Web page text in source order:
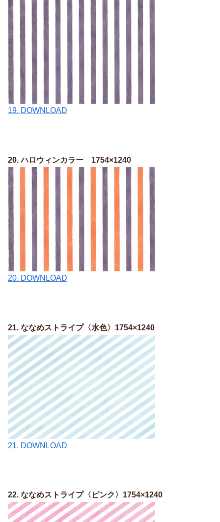
19. DOWNLOAD
20. ハロウィンカラー 1754×1240
20. DOWNLOAD
21. ななめストライプ〈水色〉1754×1240
21. DOWNLOAD
22. ななめストライプ〈ピンク〉1754×1240